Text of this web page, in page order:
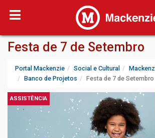
Festa de 7 de Setembro
Portal Mackenzie Social e Cultural
Banco de Projetos
Festa de 7 de Setembro
ASSISTÊNCIA